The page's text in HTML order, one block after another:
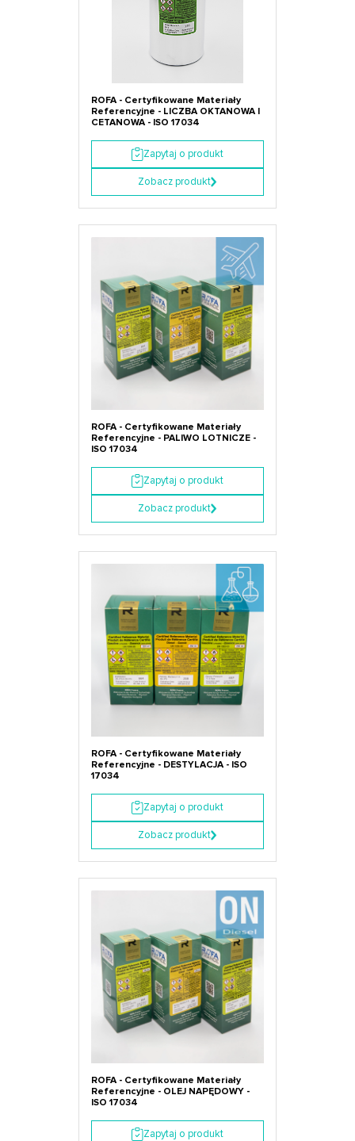
ROFA - Certyfikowane Materiały
Referencyjne - LICZBA OKTANOWA I
CETANOWA - ISO 17034
Zapytaj o produkt
Zobacz produkt
ROFA - Certyfikowane Materiały
Referencyjne - PALIWO LOTNICZE -
ISO 17034
Zapytaj o produkt
Zobacz produkt
ROFA - Certyfikowane Materiały
Referencyjne - DESTYLACJA - ISO
17034
Zapytaj o produkt
Zobacz produkt
ROFA - Certyfikowane Materiały
Referencyjne - OLEJ NAPĘDOWY -
ISO 17034
Zapytaj o produkt